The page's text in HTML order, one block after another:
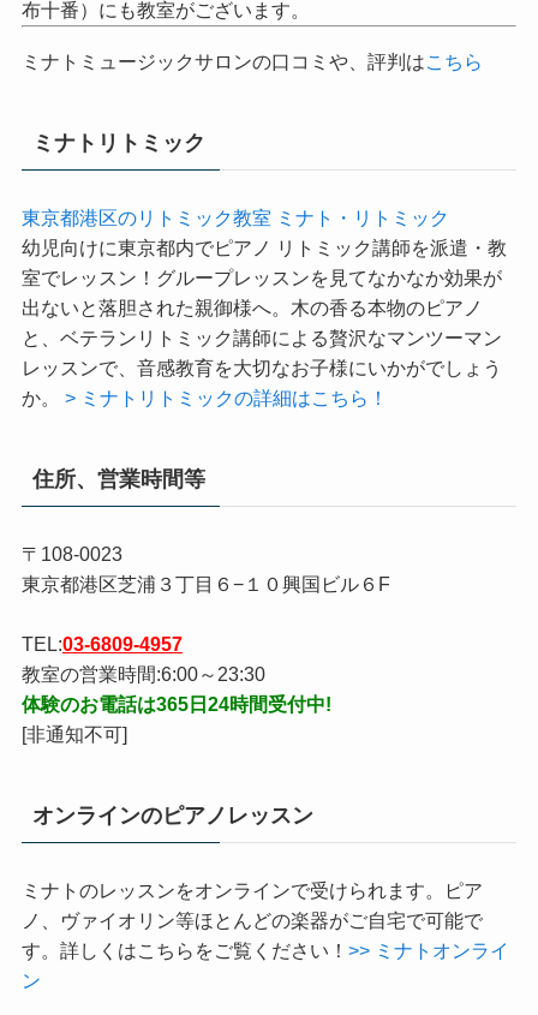
川、芝、芝公園、麻布、浜松町の生徒さんも多いんで
布十番）にも教室がございます。
ミナトリトミック
東京都港区のリトミック教室 ミナト・リトミック
幼児向けに東京都内でピアノ リトミック講師を派遣・教
室でレッスン！グループレッスンを見てなかなか効果が
出ないと落胆された親御様へ。木の香る本物のピアノ
と、ベテランリトミック講師による贅沢なマンツーマン
か。> ミナトリトミックの詳細はこちら！
住所、営業時間等
東京都港区芝浦３丁目６−１０興国ビル６F
TEL:03-6809-4957
教室の営業時間:6:00～23:30
オンラインのピアノレッスン
ミナトのレッスンをオンラインで受けられます。ピア
ノ、ヴァイオリン等ほとんどの楽器がご自宅で可能で